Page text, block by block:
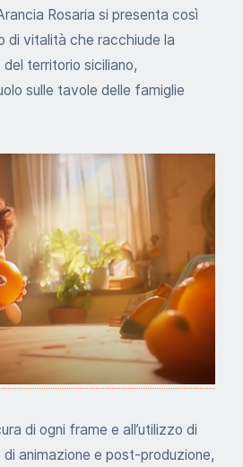
Rosaria si presenta così
di vitalità che racchiude la
territorio siciliano,
sulle tavole delle famiglie
di ogni frame e all’utilizzo di
animazione e post-produzione,